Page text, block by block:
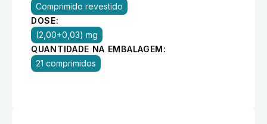
Comprimido revestido
DOSE:
(2,00+0,03) mg
QUANTIDADE NA EMBALAGEM:
21 comprimidos